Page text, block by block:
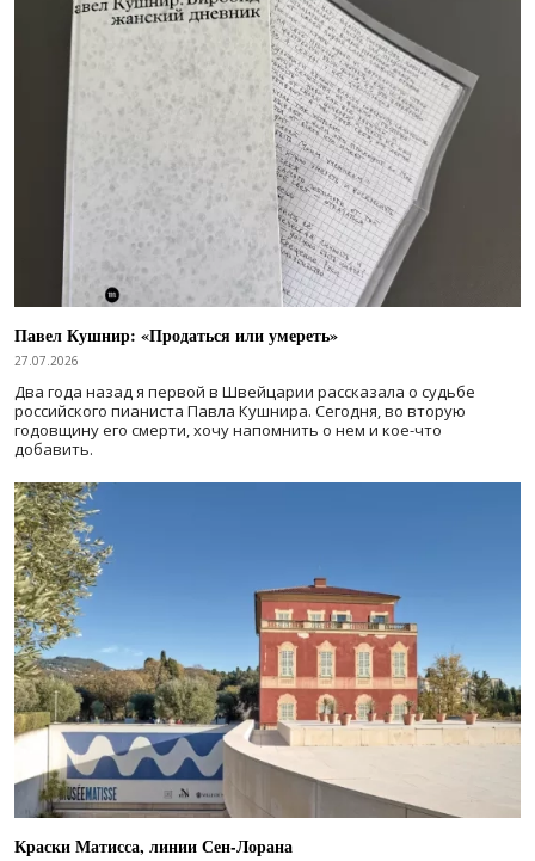
Павел Кушнир: «Продаться или умереть»
27.07.2026
Два года назад я первой в Швейцарии рассказала о судьбе
российского пианиста Павла Кушнира. Сегодня, во вторую
годовщину его смерти, хочу напомнить о нем и кое-что
добавить.
Краски Матисса, линии Сен-Лорана